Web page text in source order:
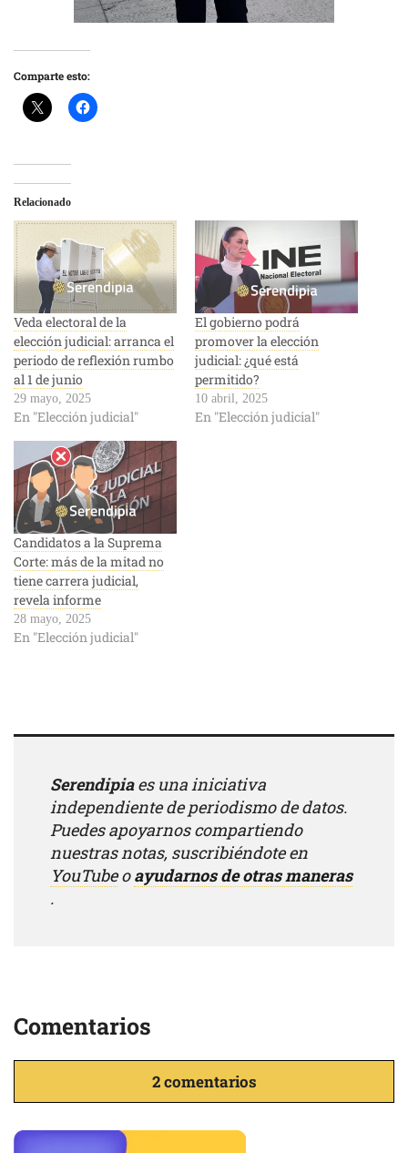
Comparte esto:
Relacionado
Veda electoral de la
elección judicial: arranca el
periodo de reflexión rumbo
al 1 de junio
29 mayo, 2025
En "Elección judicial"
El gobierno podrá
promover la elección
judicial: ¿qué está
permitido?
10 abril, 2025
En "Elección judicial"
Candidatos a la Suprema
Corte: más de la mitad no
tiene carrera judicial,
revela informe
28 mayo, 2025
En "Elección judicial"
Serendipiaes una iniciativa
independiente de periodismo de datos.
Puedes apoyarnos compartiendo
nuestras notas, suscribiéndote en
YouTubeoayudarnos de otras maneras
.
Comentarios
2 comentarios